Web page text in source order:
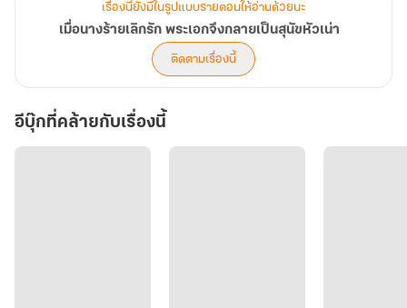
เรื่องนี้ยังมีในรูปแบบรายตอนให้อ่านด้วยนะ
เมื่อนางร้ายเลิกรัก พระเอกจึงกลายเป็นสุนัขหัวเน่า
ติดตามเรื่องนี้
อีบุ๊กที่คล้ายกับเรื่องนี้